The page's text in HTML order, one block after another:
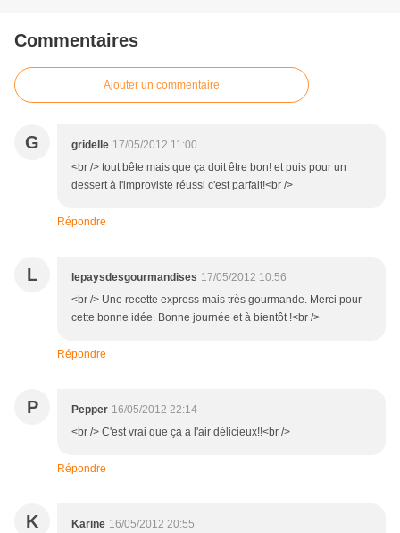
Commentaires
Ajouter un commentaire
G gridelle 17/05/2012 11:00
<br /> tout bête mais que ça doit être bon! et puis pour un
dessert à l'improviste réussi c'est parfait!<br />
Répondre
L lepaysdesgourmandises 17/05/2012 10:56
<br /> Une recette express mais très gourmande. Merci pour
cette bonne idée. Bonne journée et à bientôt !<br />
Répondre
P Pepper 16/05/2012 22:14
<br /> C'est vrai que ça a l'air délicieux!!<br />
Répondre
K Karine 16/05/2012 20:55